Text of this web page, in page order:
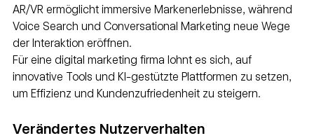
AR/VR ermöglicht immersive Markenerlebnisse, während
Voice Search und Conversational Marketing neue Wege
der Interaktion eröffnen.
Für eine digital marketing firma lohnt es sich, auf
innovative Tools und KI-gestützte Plattformen zu setzen,
um Effizienz und Kundenzufriedenheit zu steigern.
Verändertes Nutzerverhalten